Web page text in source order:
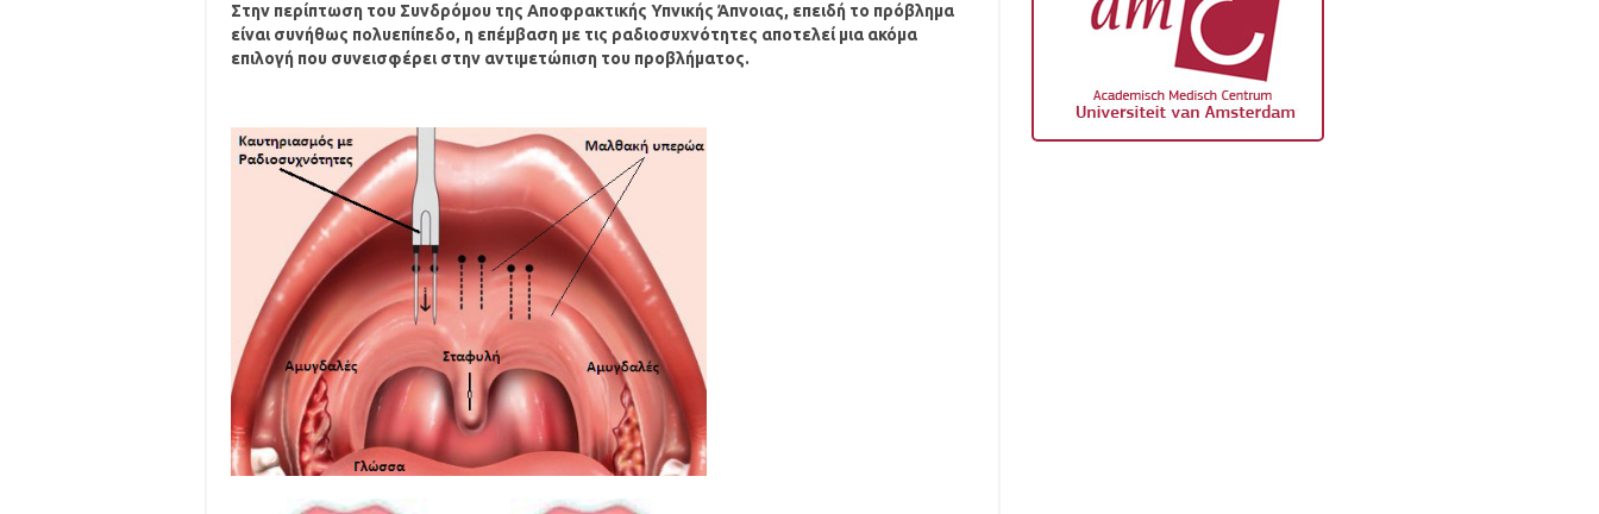
Στην περίπτωση του Συνδρόμου της Αποφρακτικής Υπνικής Άπνοιας, επειδή το πρόβλημα
είναι συνήθως πολυεπίπεδο, η επέμβαση με τις ραδιοσυχνότητες αποτελεί μια ακόμα
επιλογή που συνεισφέρει στην αντιμετώπιση του προβλήματος.